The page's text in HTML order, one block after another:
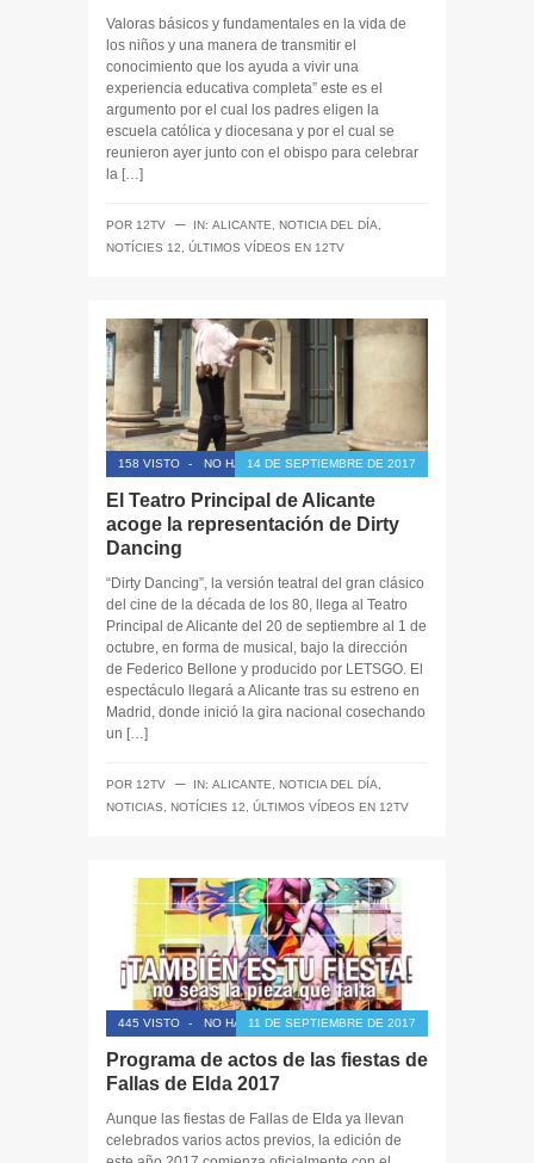
Valoras básicos y fundamentales en la vida de
los niños y una manera de transmitir el
conocimiento que los ayuda a vivir una
experiencia educativa completa” este es el
argumento por el cual los padres eligen la
escuela católica y diocesana y por el cual se
reunieron ayer junto con el obispo para celebrar
la […]
POR 12TV ─ IN: ALICANTE NOTICIA DEL DÍA
NOTÍCIES 12
ÚLTIMOS VÍDEOS EN 12TV
158 VISTO - NO HAY COMENTARIOS
14 DE SEPTIEMBRE DE 2017
El Teatro Principal de Alicante
acoge la representación de Dirty
Dancing
“Dirty Dancing”, la versión teatral del gran clásico
del cine de la década de los 80, llega al Teatro
Principal de Alicante del 20 de septiembre al 1 de
octubre, en forma de musical, bajo la dirección
de Federico Bellone y producido por LETSGO. El
espectáculo llegará a Alicante tras su estreno en
Madrid, donde inició la gira nacional cosechando
un […]
POR 12TV ─ IN: ALICANTE NOTICIA DEL DÍA
NOTICIAS
NOTÍCIES 12 ÚLTIMOS VÍDEOS EN 12TV
445 VISTO - NO HAY COMENTARIOS
11 DE SEPTIEMBRE DE 2017
Programa de actos de las fiestas de
Fallas de Elda 2017
Aunque las fiestas de Fallas de Elda ya llevan
celebrados varios actos previos, la edición de